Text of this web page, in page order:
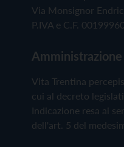
Via Monsignor
P.IVA e C.F.
Vita Trentina
cui al decreto
Indicazione resa ai
dell'art. 5 del